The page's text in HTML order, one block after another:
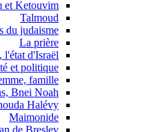
et Ketouvim
Talmoud
du judaisme
La prière
l'état d'Israël
et politique
famille
Bnei Noah
Halévy
Maimonide
de Breslev